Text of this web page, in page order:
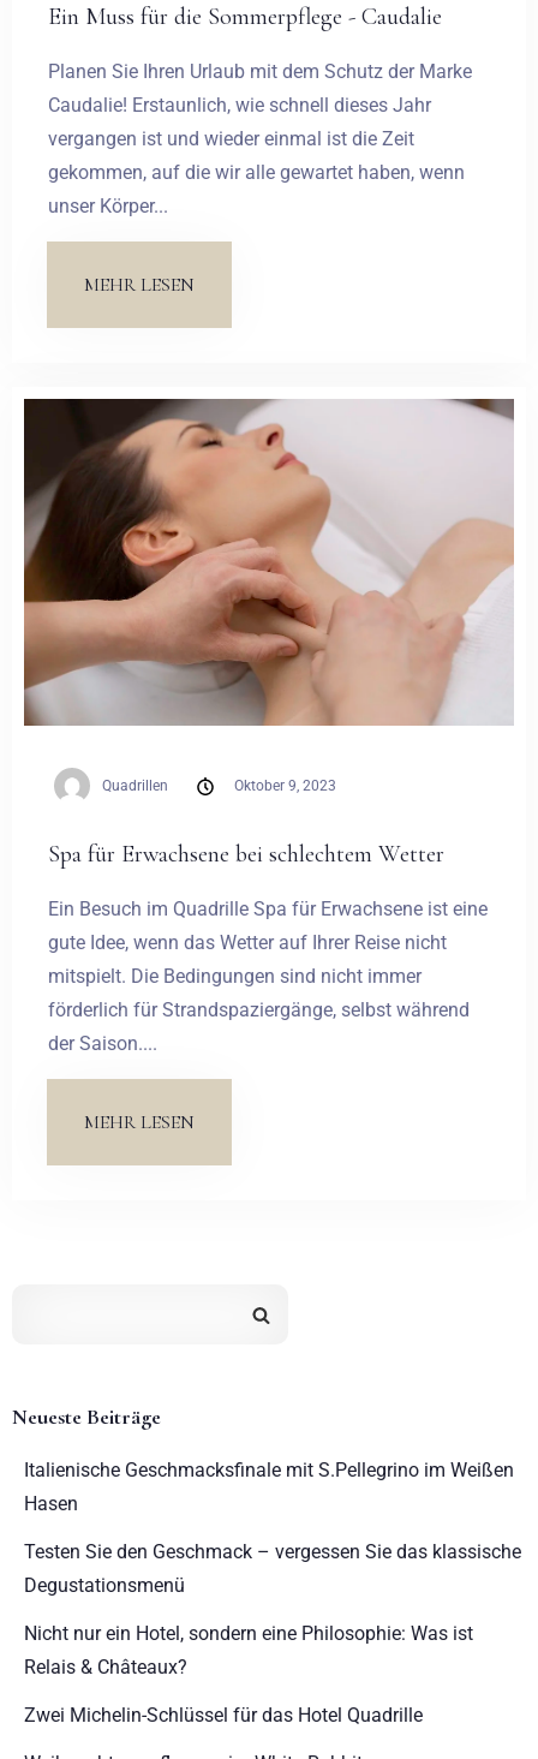
Ein Muss für die Sommerpflege - Caudalie
Planen Sie Ihren Urlaub mit dem Schutz der Marke
Caudalie! Erstaunlich, wie schnell dieses Jahr
vergangen ist und wieder einmal ist die Zeit
gekommen, auf die wir alle gewartet haben, wenn
unser Körper...
MEHR LESEN
Quadrillen Oktober 9, 2023
Spa für Erwachsene bei schlechtem Wetter
Ein Besuch im Quadrille Spa für Erwachsene ist eine
gute Idee, wenn das Wetter auf Ihrer Reise nicht
mitspielt. Die Bedingungen sind nicht immer
förderlich für Strandspaziergänge, selbst während
der Saison....
MEHR LESEN
Neueste Beiträge
Italienische Geschmacksfinale mit S.Pellegrino im Weißen
Hasen
Testen Sie den Geschmack – vergessen Sie das klassische
Degustationsmenü
Nicht nur ein Hotel, sondern eine Philosophie: Was ist
Relais & Châteaux?
Zwei Michelin-Schlüssel für das Hotel Quadrille